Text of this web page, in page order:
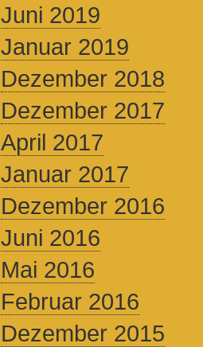
Juni 2019
Januar 2019
Dezember 2018
Dezember 2017
April 2017
Januar 2017
Dezember 2016
Juni 2016
Mai 2016
Februar 2016
Dezember 2015